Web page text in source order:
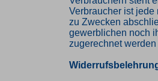
Verbraucher ist
zu Zwecken
gewerblichen noch
zugerechnet